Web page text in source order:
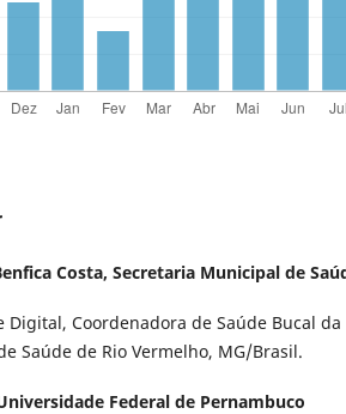
Costa, Secretaria Municipal de
Digital, Coordenadora de Saúde Bucal da
Saúde de Rio Vermelho, MG/Brasil.
Federal de Pernambuco